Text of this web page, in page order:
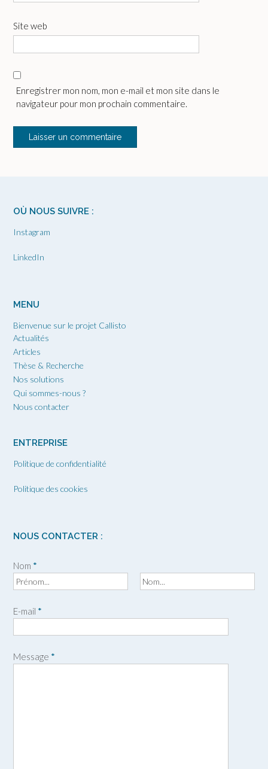
Site web
Enregistrer mon nom, mon e-mail et mon site dans le
navigateur pour mon prochain commentaire.
OÙ NOUS SUIVRE :
Instagram
LinkedIn
MENU
Bienvenue sur le projet Callisto
Actualités
Articles
Thèse & Recherche
Nos solutions
Qui sommes-nous ?
Nous contacter
ENTREPRISE
Politique de confidentialité
Politique des cookies
NOUS CONTACTER :
Nom *
é
E-mail *
Message *